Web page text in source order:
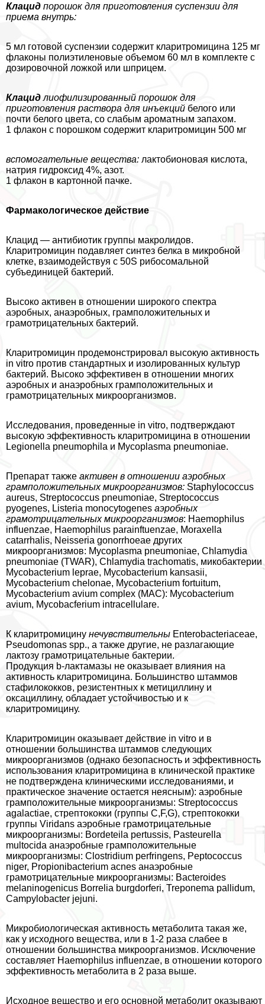
Клацид порошок для приготовления суспензии для
приема внутрь:
5 мл готовой суспензии содержит кларитромицина 125 мг
флаконы полиэтиленовые объемом 60 мл в комплекте с
дозировочной ложкой или шприцем.
Клацидлиофилизированный порошок для
приготовления раствора для инъекций белого или
почти белого цвета, со слабым ароматным запахом.
1 флакон с порошком содержит кларитромицин 500 мг
вспомогательные вещества: лактобионовая кислота,
натрия гидроксид 4%, азот.
1 флакон в картонной пачке.
Фармакологическое действие
Клацид — антибиотик группы макролидов.
Кларитромицин подавляет синтез белка в микробной
клетке, взаимодействуя с 50S рибосомальной
субъединицей бактерий.
Высоко активен в отношении широкого спектра
аэробных, анаэробных, грамположительных и
грамотрицательных бактерий.
Кларитромицин продемонстрировал высокую активность
in vitro против стандартных и изолированных культур
бактерий. Высоко эффективен в отношении многих
аэробных и анаэробных грамположительных и
грамотрицательных микроорганизмов.
Исследования, проведенные in vitro, подтверждают
высокую эффективность кларитромицина в отношении
Legionella pneumophila и Mycoplasma pneumoniae.
Препарат также активен в отношении аэробных
грамположительных микроорганизмов: Staphylococcus
aureus, Streptococcus pneumoniae, Streptococcus
pyogenes, Listeria monocytogenes аэробных
грамотрицательных микроорганизмов: Haemophilus
influenzae, Haemophilus parainftuenzae, Moraxella
catarrhalis, Neisseria gonorrhoeae других
микроорганизмов: Mycoplasma pneumoniae, Chlamydia
pneumoniae (TWAR), Chlamydia trachomatis, микобактерии
Mycobacterium leprae, Mycobacterium kansasii,
Mycobacterium chelonae, Mycobacterium fortuitum,
Mycobacterium avium complex (MAC): Mycobacterium
avium, Mycobacferium intracellulare.
К кларитромицину нечувствительны Enterobacteriaceae,
Pseudomonas spp., а также другие, не разлагающие
лактозу грамотрицательные бактерии.
Продукция b-лактамазы не оказывает влияния на
активность кларитромицина. Большинство штаммов
стафилококков, резистентных к метициллину и
оксациллину, обладает устойчивостью и к
кларитромицину.
Кларитромицин оказывает действие in vitro и в
отношении большинства штаммов следующих
микроорганизмов (однако безопасность и эффективность
использования кларитромицина в клинической пpaктике
не подтверждена клиническими исследованиями, и
пpaктическое значение остается неясным): аэробные
грамположительные микроорганизмы: Streptococcus
agalactiae, стрептококки (группы C,F,G), стрептококки
группы Viridans аэробные грамотрицательные
микроорганизмы: Bordeteila pertussis, Pasteurella
multocida анаэробные грамположительные
микроорганизмы: Сlostridium perfringens, Peptococcus
niger, Propionibacterium acnes анаэробные
грамотрицательные микроорганизмы: Bacteroides
melaninogenicus Borrelia burgdorferi, Treponema pallidum,
Campylobacter jejuni.
Микробиологическая активность метаболита такая же,
как у исходного вещества, или в 1-2 раза слабее в
отношении большинства микроорганизмов. Исключение
составляет Нaemophilus influenzae, в отношении которого
эффективность метаболита в 2 раза выше.
Исходное вещество и его основной метаболит оказывают